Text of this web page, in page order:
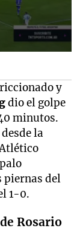
y
dio el golpe
minutos.
la
piernas del
1-0.
Rosario